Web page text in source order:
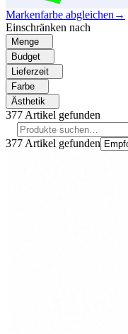
Markenfarbe abgleichen →
Einschränken nach
Menge
Budget
Lieferzeit
Farbe
Ästhetik
377 Artikel gefunden
377 Artikel gefunden